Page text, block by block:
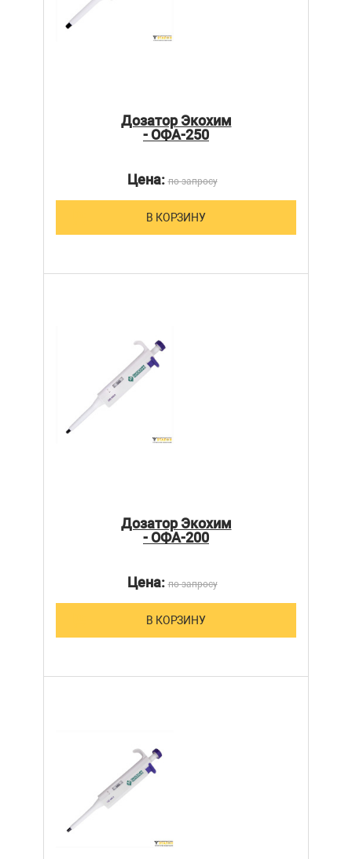
Дозатор Экохим
- ОФА-250
Цена:по запросу
В КОРЗИНУ
Дозатор Экохим
- ОФА-200
Цена:по запросу
В КОРЗИНУ